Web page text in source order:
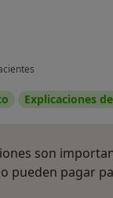
Explicaciones
son
pueden pagar